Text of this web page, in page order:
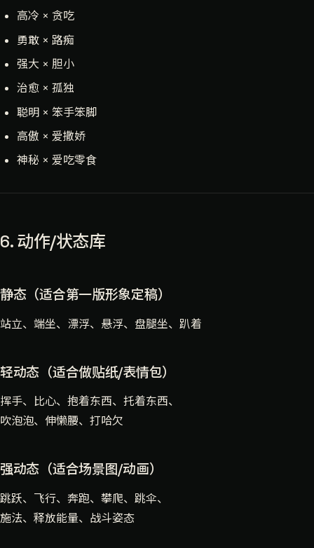
高冷 × 贪吃
勇敢 × 路痴
强大 × 胆小
治愈 × 孤独
聪明 × 笨手笨脚
高傲 × 爱撒娇
神秘 × 爱吃零食
6. 动作/状态库
静态（适合第一版形象定稿）
站立、端坐、漂浮、悬浮、盘腿坐、趴着
轻动态（适合做贴纸/表情包）
挥手、比心、抱着东西、托着东西、
吹泡泡、伸懒腰、打哈欠
强动态（适合场景图/动画）
跳跃、飞行、奔跑、攀爬、跳伞、
施法、释放能量、战斗姿态